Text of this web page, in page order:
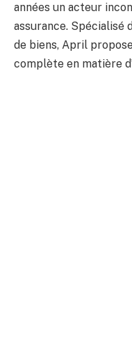
années un acteur
assurance. Spécialisé
de biens, April
complète en matière